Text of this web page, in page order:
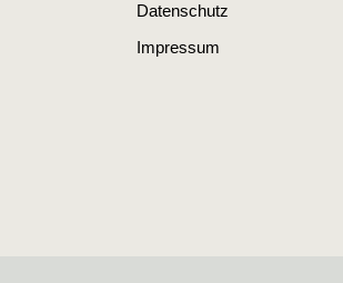
Datenschutz
Impressum